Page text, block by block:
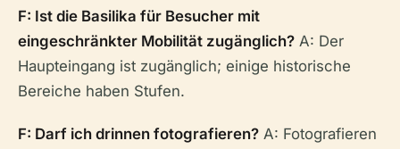
F: Ist die Basilika für Besucher mit
eingeschränkter Mobilität zugänglich? A: Der
Haupteingang ist zugänglich; einige historische
Bereiche haben Stufen.
F: Darf ich drinnen fotografieren? A: Fotografieren